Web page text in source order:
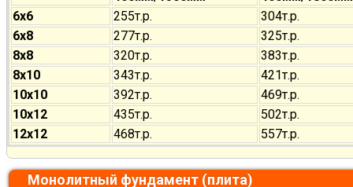
6х6
255т.р.
304т.р.
6х8
277т.р.
325т.р.
8х8
320т.р.
383т.р.
8х10
343т.р.
421т.р.
10х10
392т.р.
469т.р.
10х12
435т.р.
502т.р.
12х12
468т.р. 557т.р.
Монолитный фундамент (плита)